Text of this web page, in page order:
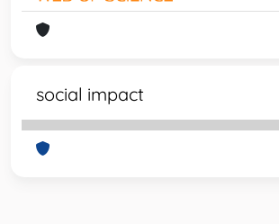
social impact